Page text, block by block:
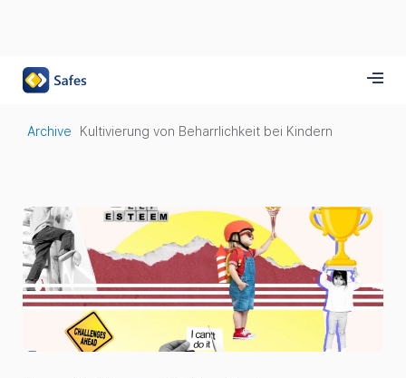
Archive Kultivierung von Beharrlichkeit bei Kindern